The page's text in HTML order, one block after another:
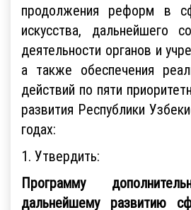
продолжения реформ в
искусства, дальнейшего
деятельности органов и
а также обеспечения
действий по пяти
развития Республики
годах:
1. Утвердить:
Программу
дальнейшему развитию